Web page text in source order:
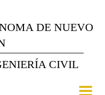
DE NUEVO
CIVIL